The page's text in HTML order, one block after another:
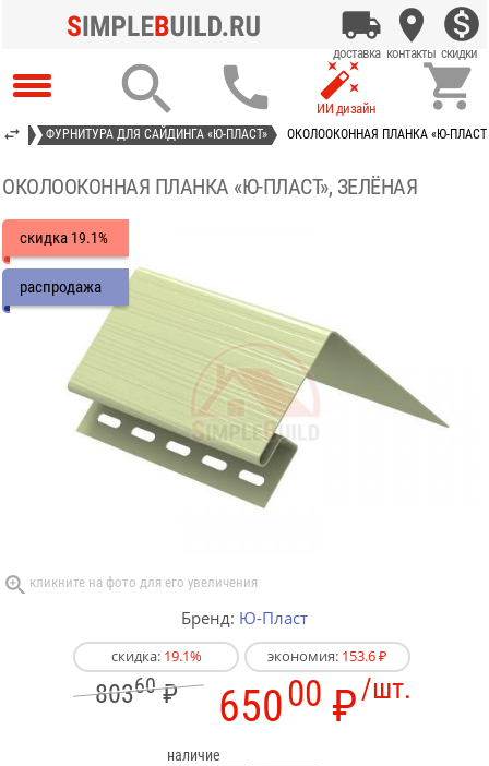
   
ФУРНИТУРА ДЛЯ САЙДИНГА «Ю-ПЛАСТ» ОКОЛООКОННАЯ ПЛАНКА «Ю-
ОКОЛООКОННАЯ ПЛАНКА «Ю-ПЛАСТ», ЗЕЛЁНАЯ
скидка 19.1%
распродажа
Бренд: Ю-Пласт
скидка: 19.1% экономия: 153.6 ₽
80360₽ /шт.
65000 ₽
наличие